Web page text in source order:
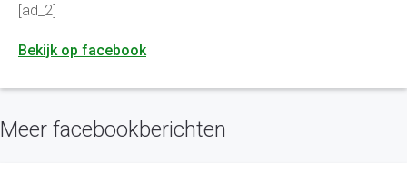
[ad_2]
Bekijk op facebook
Meer facebookberichten